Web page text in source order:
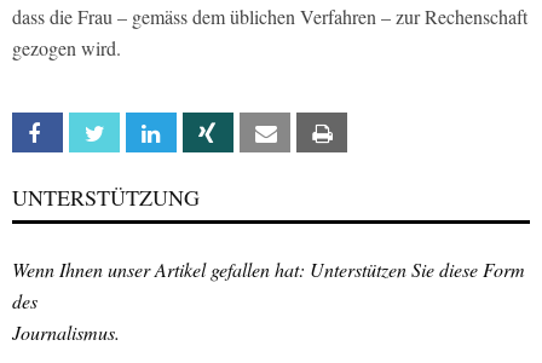
dass die Frau – gemäss dem üblichen Verfahren – zur Rechenschaft
gezogen wird.
Facebook Twitter Linkedin Xing Email
UNTERSTÜTZUNG
Wenn Ihnen unser Artikel gefallen hat: Unterstützen Sie diese Form
des
Journalismus.